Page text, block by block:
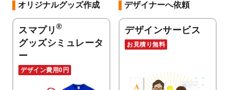
オリジナルグッズ作成
スマプリ ®
グッズシミュレータ
ー
デザイン費用0円
デザイナーへ依頼
デザインサービス
お見積り無料